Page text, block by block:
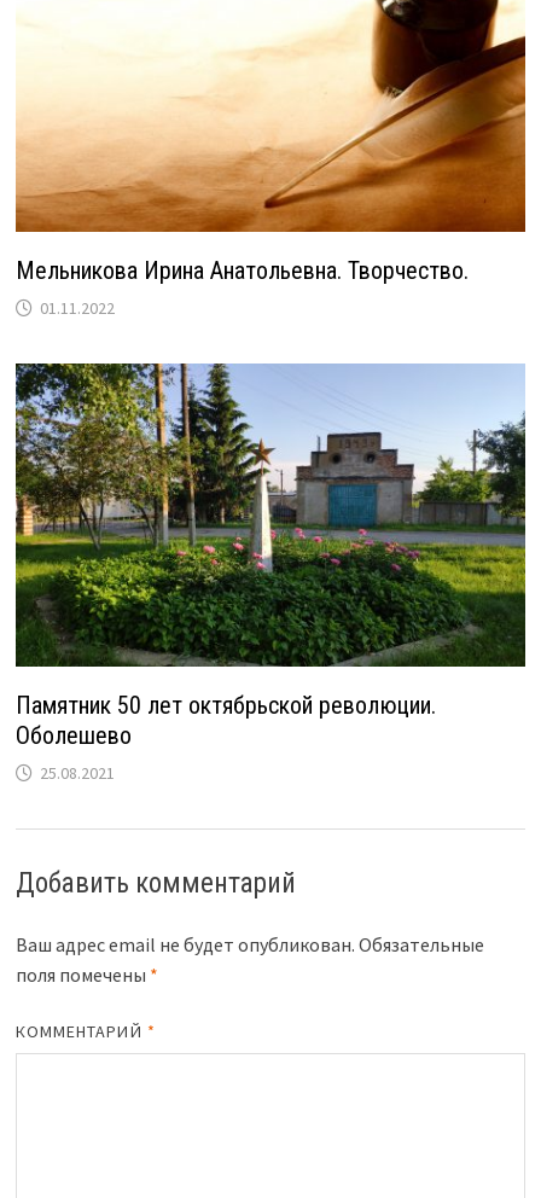
Мельникова Ирина Анатольевна. Творчество.
01.11.2022
Памятник 50 лет октябрьской революции.
Оболешево
25.08.2021
Добавить комментарий
Ваш адрес email не будет опубликован. Обязательные
поля помечены *
КОММЕНТАРИЙ *